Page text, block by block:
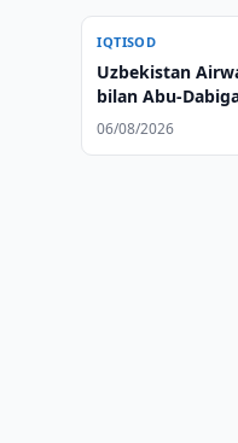
IQTISOD
Uzbekistan
bilan Abu-
qo‘yadi
06/08/2026